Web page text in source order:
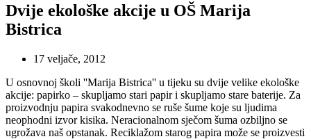
Dvije ekološke akcije u OŠ Marija
Bistrica
17 veljače, 2012
U osnovnoj školi ''Marija Bistrica'' u tijeku su dvije velike ekološke
akcije: papirko – skupljamo stari papir i skupljamo stare baterije. Za
proizvodnju papira svakodnevno se ruše šume koje su ljudima
neophodni izvor kisika. Neracionalnom sječom šuma ozbiljno se
ugrožava naš opstanak. Reciklažom starog papira može se proizvesti